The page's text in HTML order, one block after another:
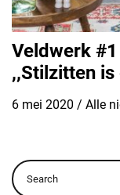
Veldwerk
,,Stilzitten is
6 mei 2020 / Alle